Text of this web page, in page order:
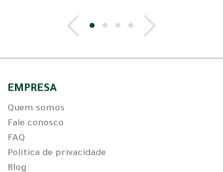
EMPRESA
Quem somos
Fale conosco
FAQ
Política de privacidade
Blog